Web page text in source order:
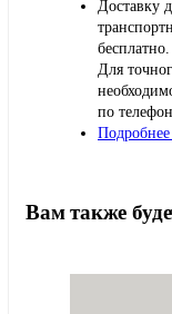
Доставку
бесплатно.
Для
по
Подробнее
Вам также